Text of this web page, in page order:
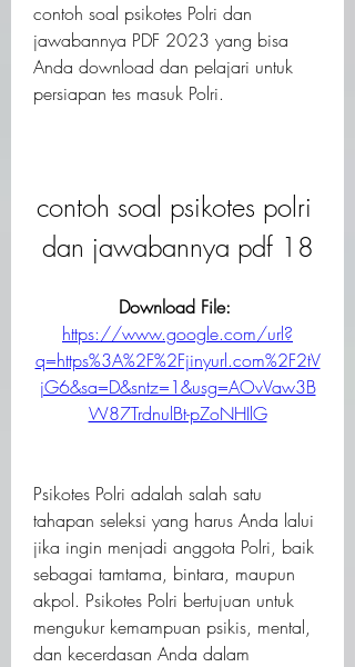
contoh soal psikotes Polri dan
jawabannya PDF 2023 yang bisa
Anda download dan pelajari untuk
persiapan tes masuk Polri.
contoh soal psikotes polri
dan jawabannya pdf 18
https://www.google.com/url?
q=https%3A%2F%2Fjinyurl.com%2F2tV
jG6&sa=D&sntz=1&usg=AOvVaw3B
W87TrdnulBt-pZoNHIlG
Psikotes Polri adalah salah satu
tahapan seleksi yang harus Anda lalui
jika ingin menjadi anggota Polri, baik
sebagai tamtama, bintara, maupun
akpol. Psikotes Polri bertujuan untuk
mengukur kemampuan psikis, mental,
dan kecerdasan Anda dalam